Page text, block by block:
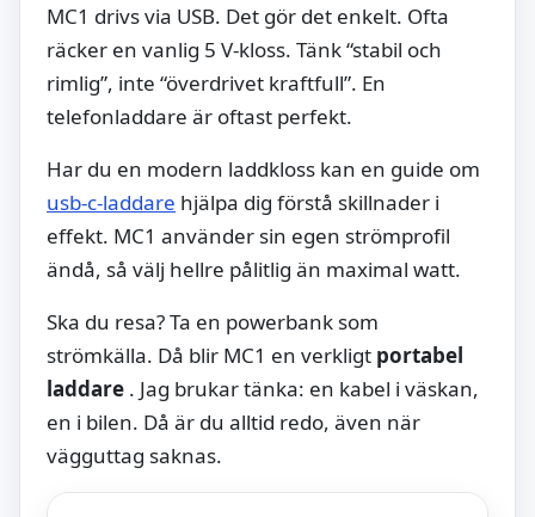
MC1 drivs via USB. Det gör det enkelt. Ofta
räcker en vanlig 5 V-kloss. Tänk “stabil och
rimlig”, inte “överdrivet kraftfull”. En
telefonladdare är oftast perfekt.
Har du en modern laddkloss kan en guide om
usb-c-laddare hjälpa dig förstå skillnader i
effekt. MC1 använder sin egen strömprofil
ändå, så välj hellre pålitlig än maximal watt.
Ska du resa? Ta en powerbank som
strömkälla. Då blir MC1 en verkligt portabel
laddare . Jag brukar tänka: en kabel i väskan,
en i bilen. Då är du alltid redo, även när
vägguttag saknas.